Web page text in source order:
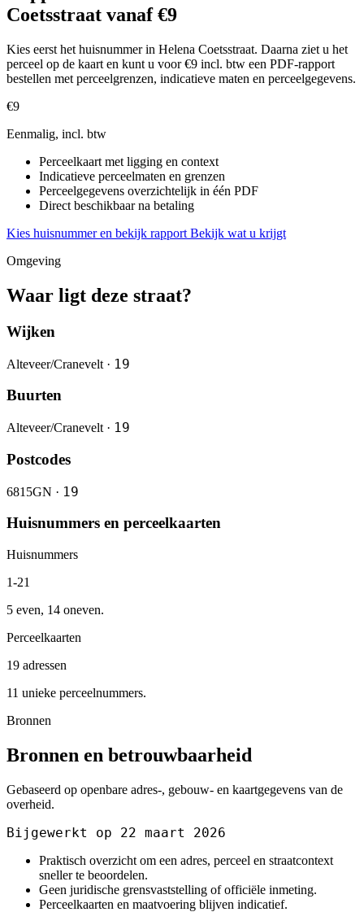
Coetsstraat vanaf €9
Kies eerst het huisnummer in Helena Coetsstraat. Daarna ziet u het
perceel op de kaart en kunt u voor €9 incl. btw een PDF-rapport
bestellen met perceelgrenzen, indicatieve maten en perceelgegevens.
€9
Eenmalig, incl. btw
Perceelkaart met ligging en context
Indicatieve perceelmaten en grenzen
Perceelgegevens overzichtelijk in één PDF
Direct beschikbaar na betaling
Kies huisnummer en bekijk rapport Bekijk wat u krijgt
Omgeving
Waar ligt deze straat?
Wijken
Alteveer/Cranevelt · 19
Buurten
Alteveer/Cranevelt · 19
Postcodes
6815GN · 19
Huisnummers en perceelkaarten
Huisnummers
1-21
5 even, 14 oneven.
Perceelkaarten
19 adressen
11 unieke perceelnummers.
Bronnen
Bronnen en betrouwbaarheid
Gebaseerd op openbare adres-, gebouw- en kaartgegevens van de
overheid.
Bijgewerkt op 22 maart 2026
Praktisch overzicht om een adres, perceel en straatcontext
sneller te beoordelen.
Geen juridische grensvaststelling of officiële inmeting.
Perceelkaarten en maatvoering blijven indicatief.